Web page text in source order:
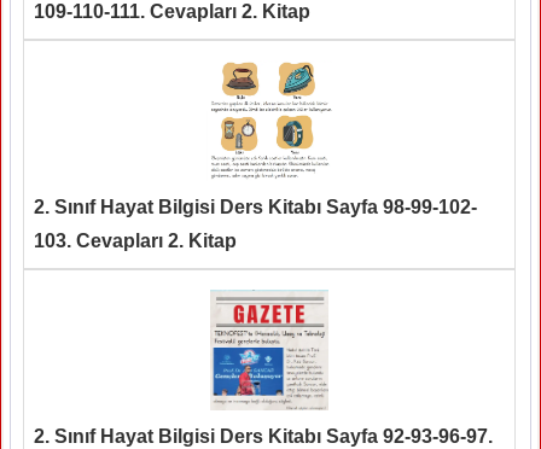
109-110-111. Cevapları 2. Kitap
2. Sınıf Hayat Bilgisi Ders Kitabı Sayfa 98-99-102-
103. Cevapları 2. Kitap
2. Sınıf Hayat Bilgisi Ders Kitabı Sayfa 92-93-96-97.